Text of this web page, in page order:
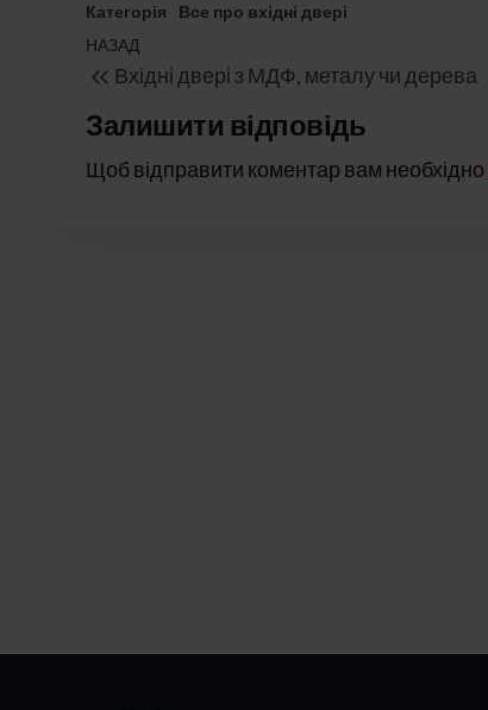
Категорія Все про вхідні двері
Навігація
записів
Попередній
запис
НАЗАД
Вхідні двері з МДФ, металу чи дерева
Залишити відповідь
Щоб відправити коментар вам необхідно